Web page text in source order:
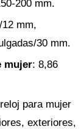
200 mm.
mm,
30 mm.
mujer: 8,86
para mujer
exteriores,